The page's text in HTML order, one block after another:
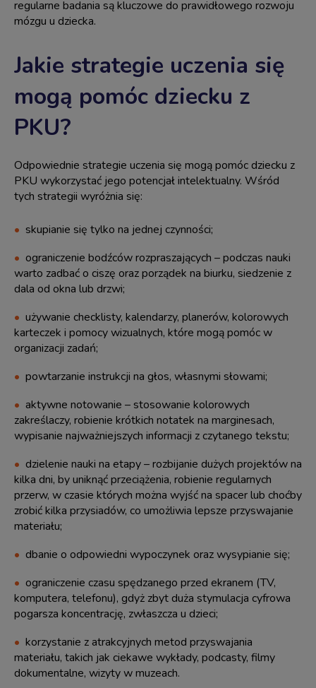
regularne badania są kluczowe do prawidłowego rozwoju
mózgu u dziecka.
Jakie strategie uczenia się
mogą pomóc dziecku z
PKU?
Odpowiednie strategie uczenia się mogą pomóc dziecku z
PKU wykorzystać jego potencjał intelektualny. Wśród
tych strategii wyróżnia się:
skupianie się tylko na jednej czynności;
ograniczenie bodźców rozpraszających – podczas nauki
warto zadbać o ciszę oraz porządek na biurku, siedzenie z
dala od okna lub drzwi;
używanie checklisty, kalendarzy, planerów, kolorowych
karteczek i pomocy wizualnych, które mogą pomóc w
organizacji zadań;
powtarzanie instrukcji na głos, własnymi słowami;
aktywne notowanie – stosowanie kolorowych
zakreślaczy, robienie krótkich notatek na marginesach,
wypisanie najważniejszych informacji z czytanego tekstu;
dzielenie nauki na etapy – rozbijanie dużych projektów na
kilka dni, by uniknąć przeciążenia, robienie regularnych
przerw, w czasie których można wyjść na spacer lub choćby
zrobić kilka przysiadów, co umożliwia lepsze przyswajanie
materiału;
dbanie o odpowiedni wypoczynek oraz wysypianie się;
ograniczenie czasu spędzanego przed ekranem (TV,
komputera, telefonu), gdyż zbyt duża stymulacja cyfrowa
pogarsza koncentrację, zwłaszcza u dzieci;
korzystanie z atrakcyjnych metod przyswajania
materiału, takich jak ciekawe wykłady, podcasty, filmy
dokumentalne, wizyty w muzeach.